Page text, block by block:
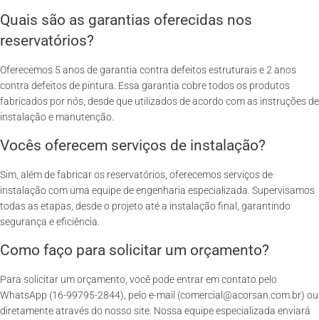
Quais são as garantias oferecidas nos
reservatórios?
Oferecemos 5 anos de garantia contra defeitos estruturais e 2 anos
contra defeitos de pintura. Essa garantia cobre todos os produtos
fabricados por nós, desde que utilizados de acordo com as instruções de
instalação e manutenção.
Vocês oferecem serviços de instalação?
Sim, além de fabricar os reservatórios, oferecemos serviços de
instalação com uma equipe de engenharia especializada. Supervisamos
todas as etapas, desde o projeto até a instalação final, garantindo
segurança e eficiência.
Como faço para solicitar um orçamento?
Para solicitar um orçamento, você pode entrar em contato pelo
WhatsApp (16-99795-2844), pelo e-mail (comercial@acorsan.com.br) ou
diretamente através do nosso site. Nossa equipe especializada enviará